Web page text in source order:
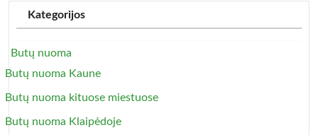
Kategorijos
Butų nuoma
Butų nuoma Kaune
Butų nuoma kituose miestuose
Butų nuoma Klaipėdoje